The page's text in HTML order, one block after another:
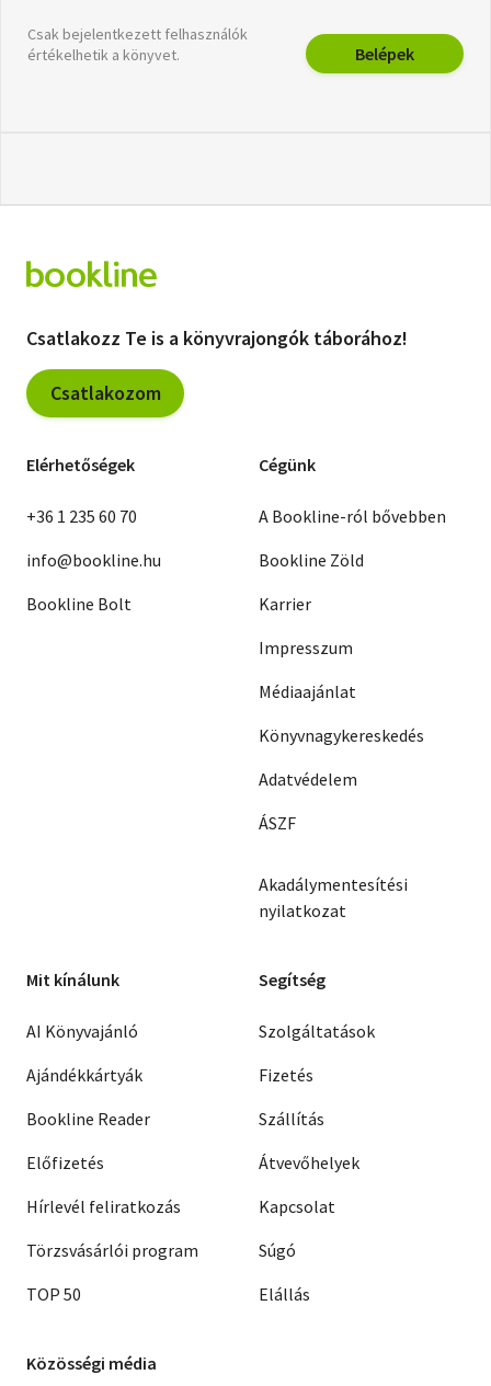
Csak bejelentkezett felhasználók
értékelhetik a könyvet.
Belépek
Csatlakozz Te is a könyvrajongók táborához!
Csatlakozom
Elérhetőségek
+36 1 235 60 70
info@bookline.hu
Bookline Bolt
Cégünk
A Bookline-ról bővebben
Bookline Zöld
Karrier
Impresszum
Médiaajánlat
Könyvnagykereskedés
Adatvédelem
ÁSZF
Akadálymentesítési
nyilatkozat
Mit kínálunk
AI Könyvajánló
Ajándékkártyák
Bookline Reader
Előfizetés
Hírlevél feliratkozás
Törzsvásárlói program
TOP 50
Segítség
Szolgáltatások
Fizetés
Szállítás
Átvevőhelyek
Kapcsolat
Súgó
Elállás
Közösségi média